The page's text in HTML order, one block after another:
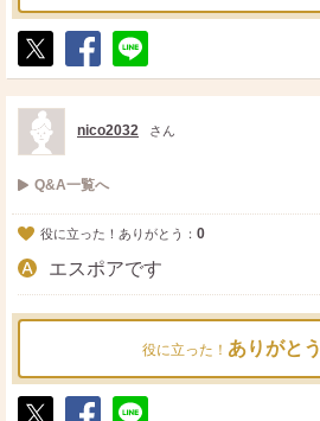
ポ
ス
ト
シ
ェ
送
る
nico2032 さん
Q&A一覧へ
役に立った！ありがとう： 0
エスポアです
役に立った！ ありがとう